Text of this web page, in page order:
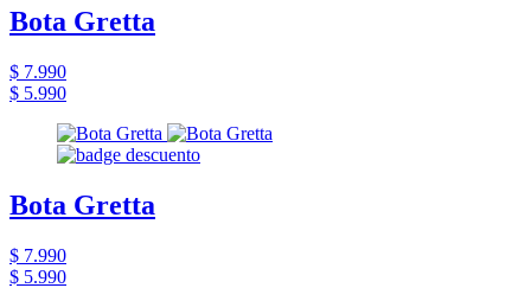
Bota Gretta
$ 7.990
$ 5.990
Bota Gretta
$ 7.990
$ 5.990